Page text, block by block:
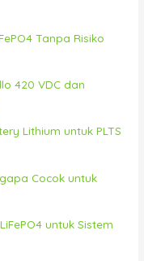
Tanpa Risiko
420 VDC dan
Lithium untuk PLTS
Cocok untuk
untuk Sistem